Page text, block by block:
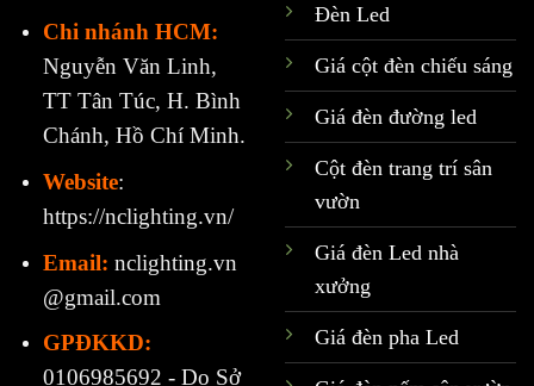
Chi nhánh HCM:
Nguyễn Văn Linh,
TT Tân Túc, H. Bình
Chánh, Hồ Chí Minh.
Website:
https://nclighting.vn/
Email: nclighting.vn
@gmail.com
GPĐKKD:
0106985692 - Do Sở
Đèn Led
Giá cột đèn chiếu sáng
Giá đèn đường led
Cột đèn trang trí sân
vườn
Giá đèn Led nhà
xưởng
Giá đèn pha Led